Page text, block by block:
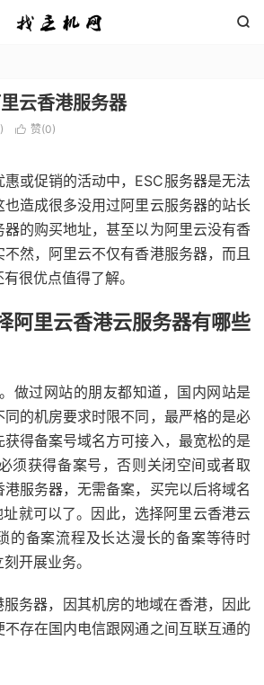

云香港服务器
 赞(0)
惠或促销的活动中，ESC服务器是无法
造成很多没用过阿里云服务器的站长
的购买地址，甚至以为阿里云没有香
然，阿里云不仅有香港服务器，而且
很优点值得了解。
阿里云香港云服务器有哪些
做过网站的朋友都知道，国内网站是
的机房要求时限不同，最严格的是必
得备案号域名方可接入，最宽松的是
须获得备案号，否则关闭空间或者取
服务器，无需备案，买完以后将域名
就可以了。因此，选择阿里云香港云
的备案流程及长达漫长的备案等待时
开展业务。
务器，因其机房的地域在香港，因此
不存在国内电信跟网通之间互联互通的